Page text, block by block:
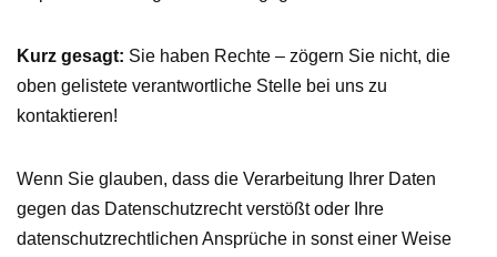
Kurz gesagt: Sie haben Rechte – zögern Sie nicht, die
oben gelistete verantwortliche Stelle bei uns zu
kontaktieren!
Wenn Sie glauben, dass die Verarbeitung Ihrer Daten
gegen das Datenschutzrecht verstößt oder Ihre
datenschutzrechtlichen Ansprüche in sonst einer Weise